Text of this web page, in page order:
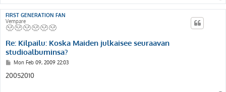
FIRST GENERATION FAN
Vempare
Re: Kilpailu: Koska Maiden julkaisee seuraavan
studioalbuminsa?
P
s
t
Mon Feb 09, 2009 22:03
20052010